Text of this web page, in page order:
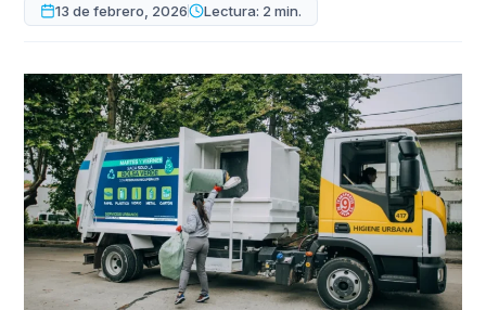
13 de febrero, 2026 Lectura: 2 min.